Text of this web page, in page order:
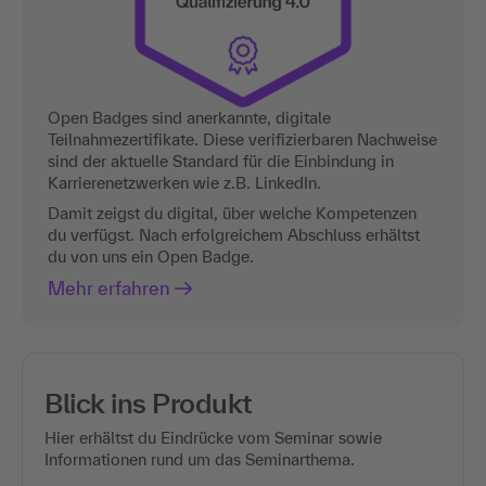
Open Badges sind anerkannte, digitale
Teilnahmezertifikate. Diese verifizierbaren Nachweise
sind der aktuelle Standard für die Einbindung in
Karrierenetzwerken wie z.B. LinkedIn.
Damit zeigst du digital, über welche Kompetenzen
du verfügst. Nach erfolgreichem Abschluss erhältst
du von uns ein Open Badge.
Mehr erfahren
Blick ins Produkt
Hier erhältst du Eindrücke vom Seminar sowie
Informationen rund um das Seminarthema.